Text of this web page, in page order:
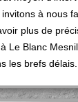
à nous
plus de
Le Blanc
les brefs délais.